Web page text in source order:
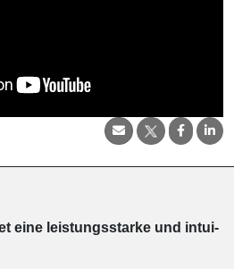
eine leis­tungs­star­ke und in­tui­